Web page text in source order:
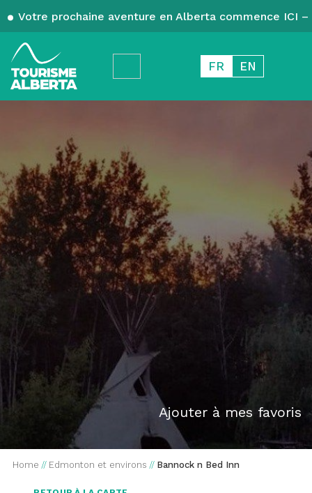
Votre prochaine aventure en Alberta commence ICI
FR EN
Ajouter à mes favoris
Home // Edmonton et environs // Bannock n Bed Inn